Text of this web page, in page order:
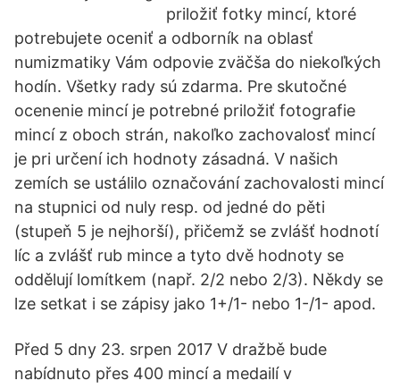
priložiť fotky mincí, ktoré
potrebujete oceniť a odborník na oblasť
numizmatiky Vám odpovie zväčša do niekoľkých
hodín. Všetky rady sú zdarma. Pre skutočné
ocenenie mincí je potrebné priložiť fotografie
mincí z oboch strán, nakoľko zachovalosť mincí
je pri určení ich hodnoty zásadná. V našich
zemích se ustálilo označování zachovalosti mincí
na stupnici od nuly resp. od jedné do pěti
(stupeň 5 je nejhorší), přičemž se zvlášť hodnotí
líc a zvlášť rub mince a tyto dvě hodnoty se
oddělují lomítkem (např. 2/2 nebo 2/3). Někdy se
lze setkat i se zápisy jako 1+/1- nebo 1-/1- apod.
Před 5 dny 23. srpen 2017 V dražbě bude
nabídnuto přes 400 mincí a medailí v